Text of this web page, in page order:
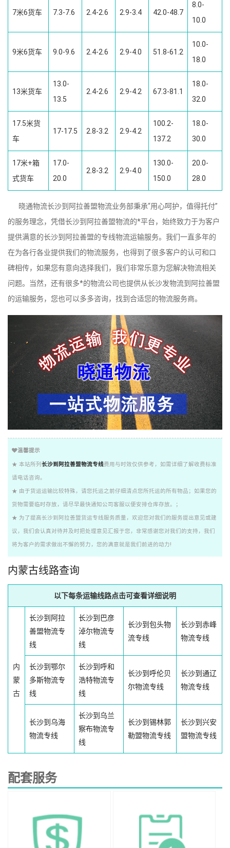
7米6货车 7.3-7.6 2.4-2.6 2.9-3.4 42.0-48.7
8.0-
10.0
9米6货车 9.0-9.6 2.4-2.6 2.9-4.0 51.8-61.2
10.0-
18.0
13米货车
13.0-
13.5
2.4-2.6 2.9-4.2 67.3-81.1
18.0-
32.0
17.5米货
车
17-17.5 2.8-3.2 2.9-4.2
100.2-
137.2
18.0-
30.0
17米+箱
式货车
17.0-
20.0
2.8-3.2 2.9-4.0
130.0-
150.0
20.0-
28.0
晓通物流长沙到阿拉善盟物流业务部秉承“用心呵护，值得托付”
的服务理念，凭借长沙到阿拉善盟物流的*平台，始终致力于为客户
提供满意的长沙到阿拉善盟的专线物流运输服务。我们一直多年的
在为各行各业提供我们的物流服务，也得到了很多客户的认可和口
碑相传，如果您有意向选择我们，我们非常乐意为您解决物流相关
问题。当然，还有很多*的物流公司也提供从长沙发物流到阿拉善盟
的运输服务，您也可以多多咨询，找到合适您的物流服务商。
温馨提示
★ 本站所列 长沙到阿拉善盟物流专线费用与时效仅供参考，如需详细了解收费标准
请电话咨询。
★ 由于货运运输比较特殊，请您托运之前仔细清点您所托运的所有物品；如果您的
货物需要临时存放，请尽早最快通知公司客服以便安排仓库存放。；
★ 为了提高长沙到阿拉善盟货运专线服务质量，欢迎您对我们的服务提出意见或建
议，我们会认真对待并及时把处理意见汇报于您，非常感谢您对我们的支持，我们
将为客户的需求做出不懈的努力，您的满意就是我们前进的动力!
内蒙古线路查询
以下每条运输线路点击可查看详细说明
内
蒙
古
长沙到阿拉
善盟物流专
线
长沙到巴彦
淖尔物流专
线
长沙到包头物
流专线
长沙到赤峰
物流专线
长沙到鄂尔
多斯物流专
线
长沙到呼和
浩特物流专
线
长沙到呼伦贝
尔物流专线
长沙到通辽
物流专线
长沙到乌海
物流专线
长沙到乌兰
察布物流专
线
长沙到锡林郭
勒盟物流专线
长沙到兴安
盟物流专线
配套服务